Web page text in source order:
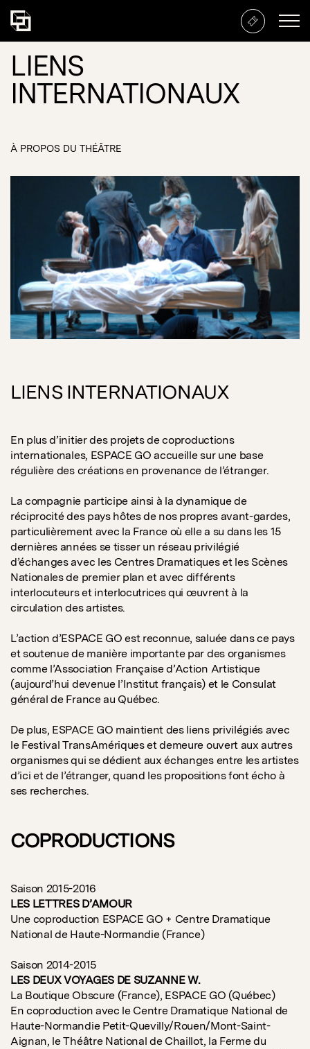
LIENS
INTERNATIONAUX
À PROPOS DU THÉÂTRE
LIENS INTERNATIONAUX
En plus d’initier des projets de coproductions
internationales, ESPACE GO accueille sur une base
régulière des créations en provenance de l’étranger.
La compagnie participe ainsi à la dynamique de
réciprocité des pays hôtes de nos propres avant-gardes,
particulièrement avec la France où elle a su dans les 15
dernières années se tisser un réseau privilégié
d’échanges avec les Centres Dramatiques et les Scènes
Nationales de premier plan et avec différents
interlocuteurs et interlocutrices qui œuvrent à la
circulation des artistes.
L’action d’ESPACE GO est reconnue, saluée dans ce pays
et soutenue de manière importante par des organismes
comme l’Association Française d’Action Artistique
(aujourd’hui devenue l’Institut français) et le Consulat
général de France au Québec.
De plus, ESPACE GO maintient des liens privilégiés avec
le Festival TransAmériques et demeure ouvert aux autres
organismes qui se dédient aux échanges entre les artistes
d’ici et de l’étranger, quand les propositions font écho à
ses recherches.
COPRODUCTIONS
Saison 2015-2016
LES LETTRES D’AMOUR
Une coproduction ESPACE GO + Centre Dramatique
National de Haute-Normandie (France)
Saison 2014-2015
LES DEUX VOYAGES DE SUZANNE W.
La Boutique Obscure (France), ESPACE GO (Québec)
En coproduction avec le Centre Dramatique National de
Haute-Normandie Petit-Quevilly/Rouen/Mont-Saint-
Aignan, le Théâtre National de Chaillot, la Ferme du